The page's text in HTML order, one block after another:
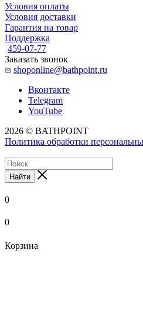
Условия оплаты
Условия доставки
Гарантия на товар
Поддержка
459-07-77
Заказать звонок
shoponline@bathpoint.ru
Вконтакте
Telegram
YouTube
2026 © BATHPOINT
Политика обработки
Найти
0
0
Корзина